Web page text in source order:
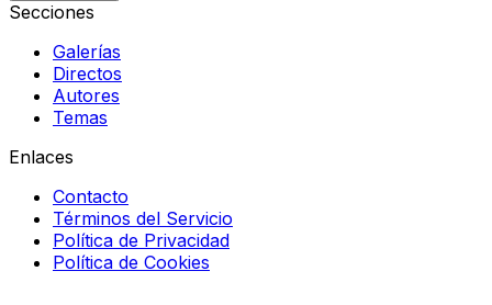
Secciones
Galerías
Directos
Autores
Temas
Enlaces
Contacto
Términos del Servicio
Política de Privacidad
Política de Cookies